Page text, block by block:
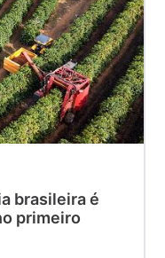
brasileira é
primeiro